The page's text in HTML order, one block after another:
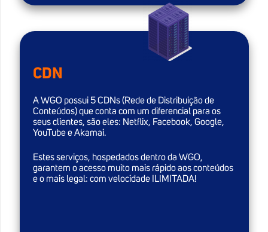
CDN
A WGO possui 5 CDNs (Rede de Distribuição de
Conteúdos) que conta com um diferencial para os
seus clientes, são eles: Netflix, Facebook, Google,
YouTube e Akamai.
Estes serviços, hospedados dentro da WGO,
garantem o acesso muito mais rápido aos conteúdos
e o mais legal: com velocidade ILIMITADA!